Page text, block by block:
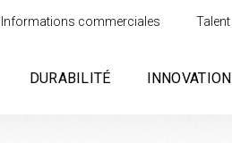
Informations commerciales Talent
DURABILITÉ INNOVATION